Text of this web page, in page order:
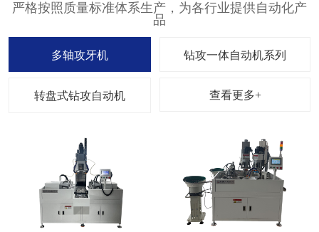
严格按照质量标准体系生产，为各行业提供自动化产
品
多轴攻牙机 钻攻一体自动机系列
转盘式钻攻自动机 查看更多+